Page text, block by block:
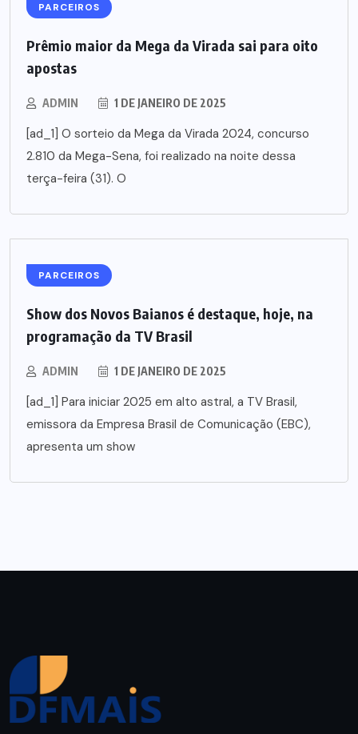
PARCEIROS
Prêmio maior da Mega da Virada sai para oito
apostas
ADMIN 1 DE JANEIRO DE 2025
[ad_1] O sorteio da Mega da Virada 2024, concurso
2.810 da Mega-Sena, foi realizado na noite dessa
terça-feira (31). O
PARCEIROS
Show dos Novos Baianos é destaque, hoje, na
programação da TV Brasil
ADMIN 1 DE JANEIRO DE 2025
[ad_1] Para iniciar 2025 em alto astral, a TV Brasil,
emissora da Empresa Brasil de Comunicação (EBC),
apresenta um show